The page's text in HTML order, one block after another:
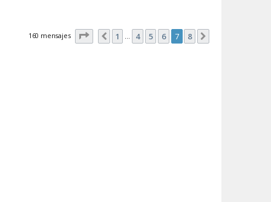
160 mensajes Página7 de 8
Anterior
1 … 4 5 6 7 8